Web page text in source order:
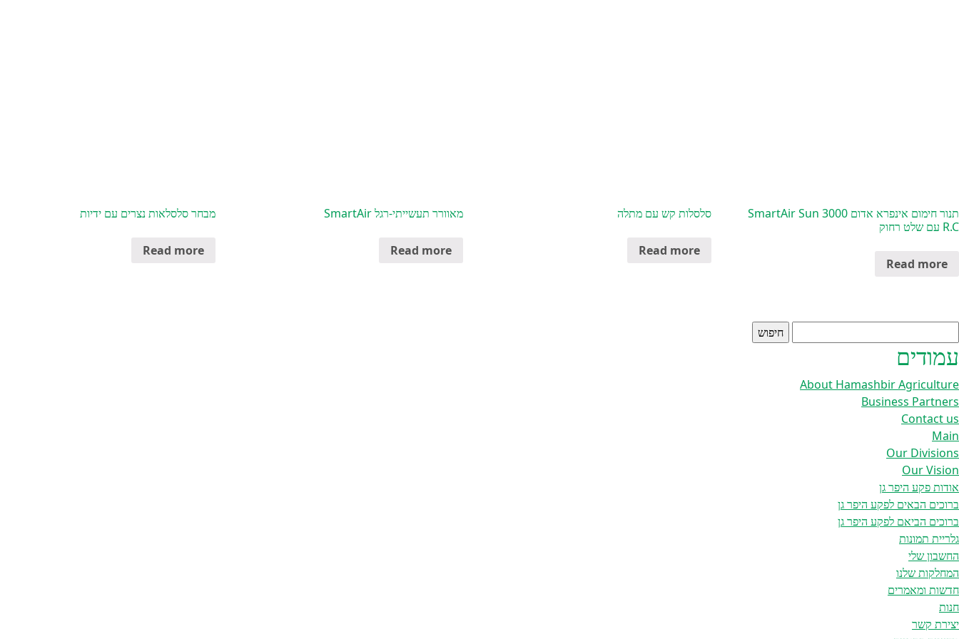
תנור חימום אינפרא אדום SmartAir Sun 3000
R.C עם שלט רחוק
Read more
סלסלות קש עם מתלה
Read more
מאוורר תעשייתי-רגל SmartAir
Read more
מבחר סלסלאות נצרים עם ידיות
Read more
עמודים
About Hamashbir Agriculture
Business Partners
Contact us
Main
Our Divisions
Our Vision
אודות פקע היפר גן
ברוכים הבאים לפקע היפר גן
ברוכים הביאם לפקע היפר גן
גלריית תמונות
החשבון שלי
המחלקות שלנו
חדשות ומאמרים
חנות
יצירת קשר